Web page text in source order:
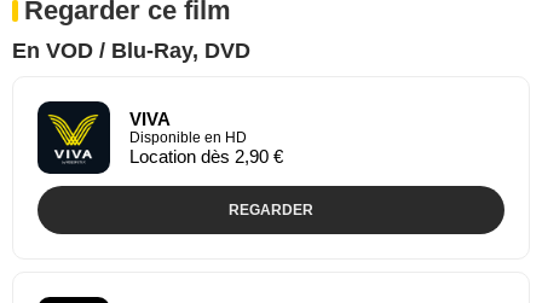
Regarder ce film
En VOD / Blu-Ray, DVD
VIVA
Disponible en HD
Location dès 2,90 €
REGARDER